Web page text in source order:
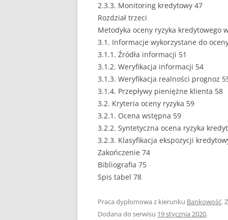
PEDAGOGIKA
POLITOLOGIA
PRAWO
PSYCHOLOGIA
RACHUNKOWOŚĆ
REKLAMA
RESOCJALIZACJA
TURYSTYKA I
2.3.3. Monitoring kredytowy 47
Rozdział trzeci
Metodyka oceny ryzyka kredytowego
3.1. Informacje wykorzystane do
3.1.1. Źródła informacji 51
3.1.2. Weryfikacja informacji 54
3.1.3. Weryfikacja realności prognoz
3.1.4. Przepływy pieniężne klienta 58
3.2. Kryteria oceny ryzyka 59
3.2.1. Ocena wstępna 59
3.2.2. Syntetyczna ocena ryzyka
3.2.3. Klasyfikacja ekspozycji
Zakończenie 74
Bibliografia 75
Spis tabel 78
Praca dyplomowa z kierunku Bankowość.
Dodana do serwisu 19 stycznia 2020.